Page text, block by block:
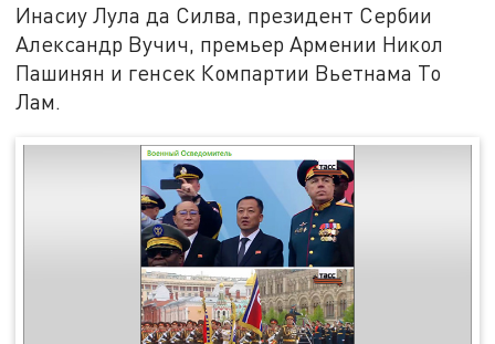
Инасиу Лула да Силва, президент Сербии
Александр Вучич, премьер Армении Никол
Пашинян и генсек Компартии Вьетнама То
Лам.